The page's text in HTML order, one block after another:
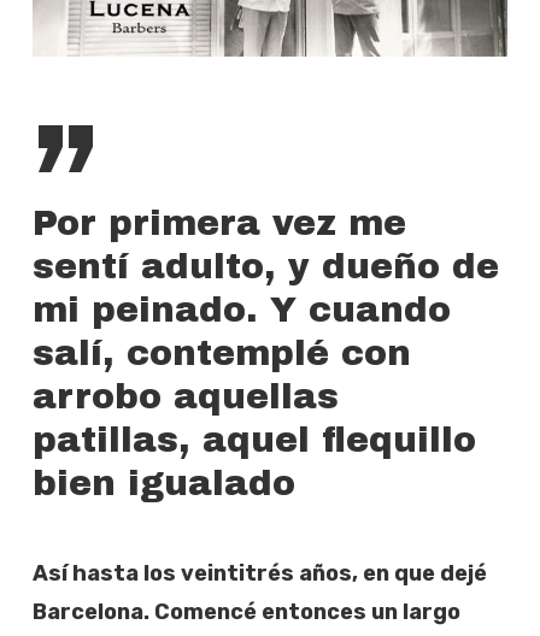
”
Por primera vez me
sentí adulto, y dueño de
mi peinado. Y cuando
salí, contemplé con
arrobo aquellas
patillas, aquel flequillo
bien igualado
Así hasta los veintitrés años, en que dejé
Barcelona. Comencé entonces un largo